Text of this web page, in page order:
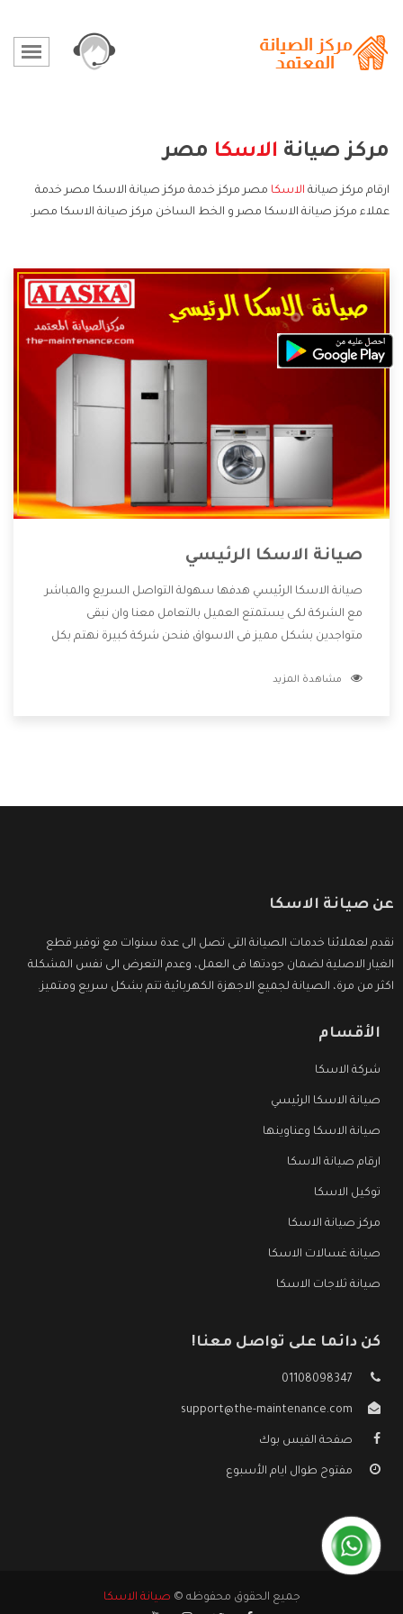
مركز صيانة الاسكا مصر
ارقام مركز صيانة الاسكا مصر مركز خدمة مركز صيانة الاسكا مصر خدمة
عملاء مركز صيانة الاسكا مصر و الخط الساخن مركز صيانة الاسكا مصر.
صيانة الاسكا الرئيسي
صيانة الاسكا الرئيسي هدفها سهولة التواصل السريع والمباشر
مع الشركة لكى يستمتع العميل بالتعامل معنا وان نبقى
متواجدين بشكل مميز فى الاسواق فنحن شركة كبيرة نهتم بكل
الشركة بها والتى تكون منها خدمة الصيانة التى تكون من أهم
مشاهدة المزيد
عن صيانة الاسكا
نقدم لعملائنا خدمات الصيانة التى تصل الى عدة سنوات مع توفير قطع
الغيار الاصلية لضمان جودتها فى العمل، وعدم التعرض الى نفس المشكلة
اكثر من مرة، الصيانة لجميع الاجهزة الكهربائية تتم بشكل سريع ومتميز.
الأقسام
شركة الاسكا
صيانة الاسكا الرئيسي
صيانة الاسكا وعناوينها
ارقام صيانة الاسكا
توكيل الاسكا
مركز صيانة الاسكا
صيانة غسالات الاسكا
صيانة ثلاجات الاسكا
كن دائما على تواصل معنا!
01108098347
support@the-maintenance.com
صفحة الفيس بوك
مفتوح طوال ايام الأسبوع
جميع الحقوق محفوظه © صيانة الاسكا